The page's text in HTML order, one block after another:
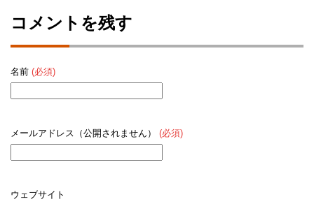
コメントを残す
名前 (必須)
メールアドレス（公開されません） (必須)
ウェブサイト